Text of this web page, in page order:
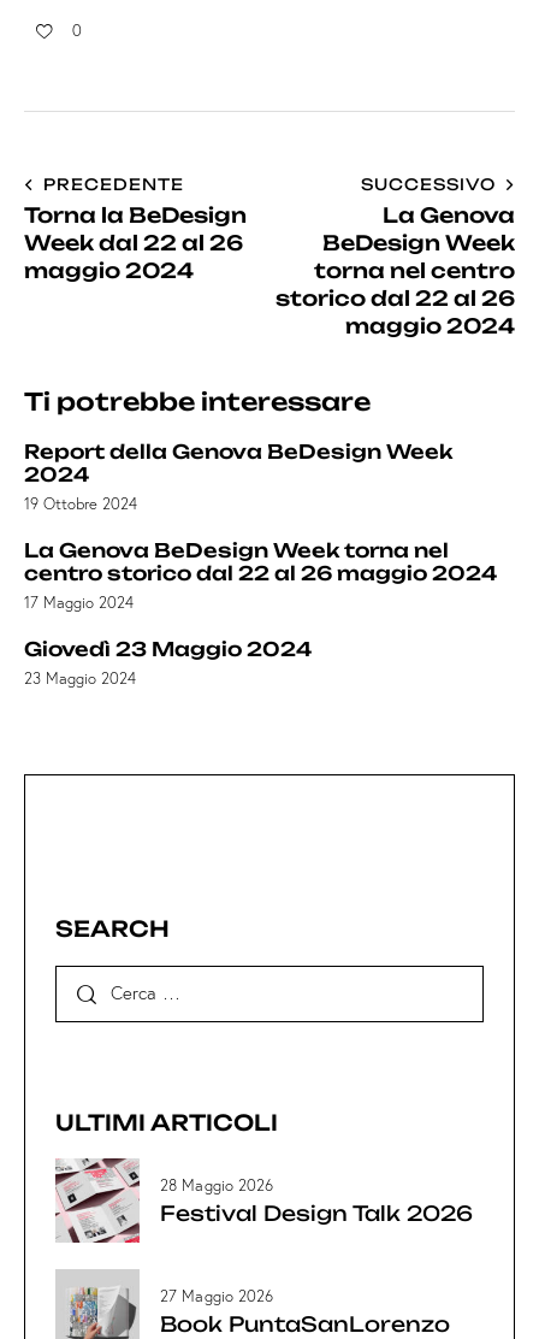
0
PRECEDENTE
Torna la BeDesign
Week dal 22 al 26
maggio 2024
SUCCESSIVO
La Genova
BeDesign Week
torna nel centro
storico dal 22 al 26
maggio 2024
Ti potrebbe interessare
Report della Genova BeDesign Week
2024
19 Ottobre 2024
La Genova BeDesign Week torna nel
centro storico dal 22 al 26 maggio 2024
17 Maggio 2024
Giovedì 23 Maggio 2024
23 Maggio 2024
SEARCH
ULTIMI ARTICOLI
28 Maggio 2026
Festival Design Talk 2026
27 Maggio 2026
Book PuntaSanLorenzo